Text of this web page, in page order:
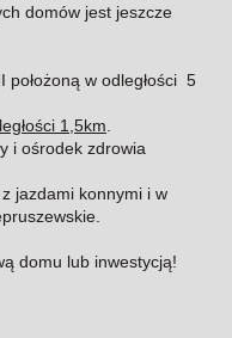
domów jest jeszcze
w odległości 5
1,5km
i ośrodek zdrowia
jazdami konnymi i w
domu lub inwestycją!